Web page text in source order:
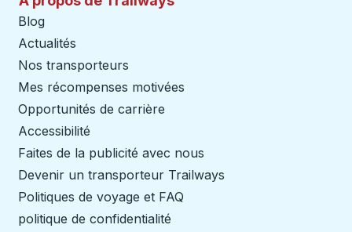
Blog
Actualités
Nos transporteurs
Mes récompenses motivées
Opportunités de carrière
Accessibilité
Faites de la publicité avec nous
Devenir un transporteur Trailways
Politiques de voyage et FAQ
politique de confidentialité